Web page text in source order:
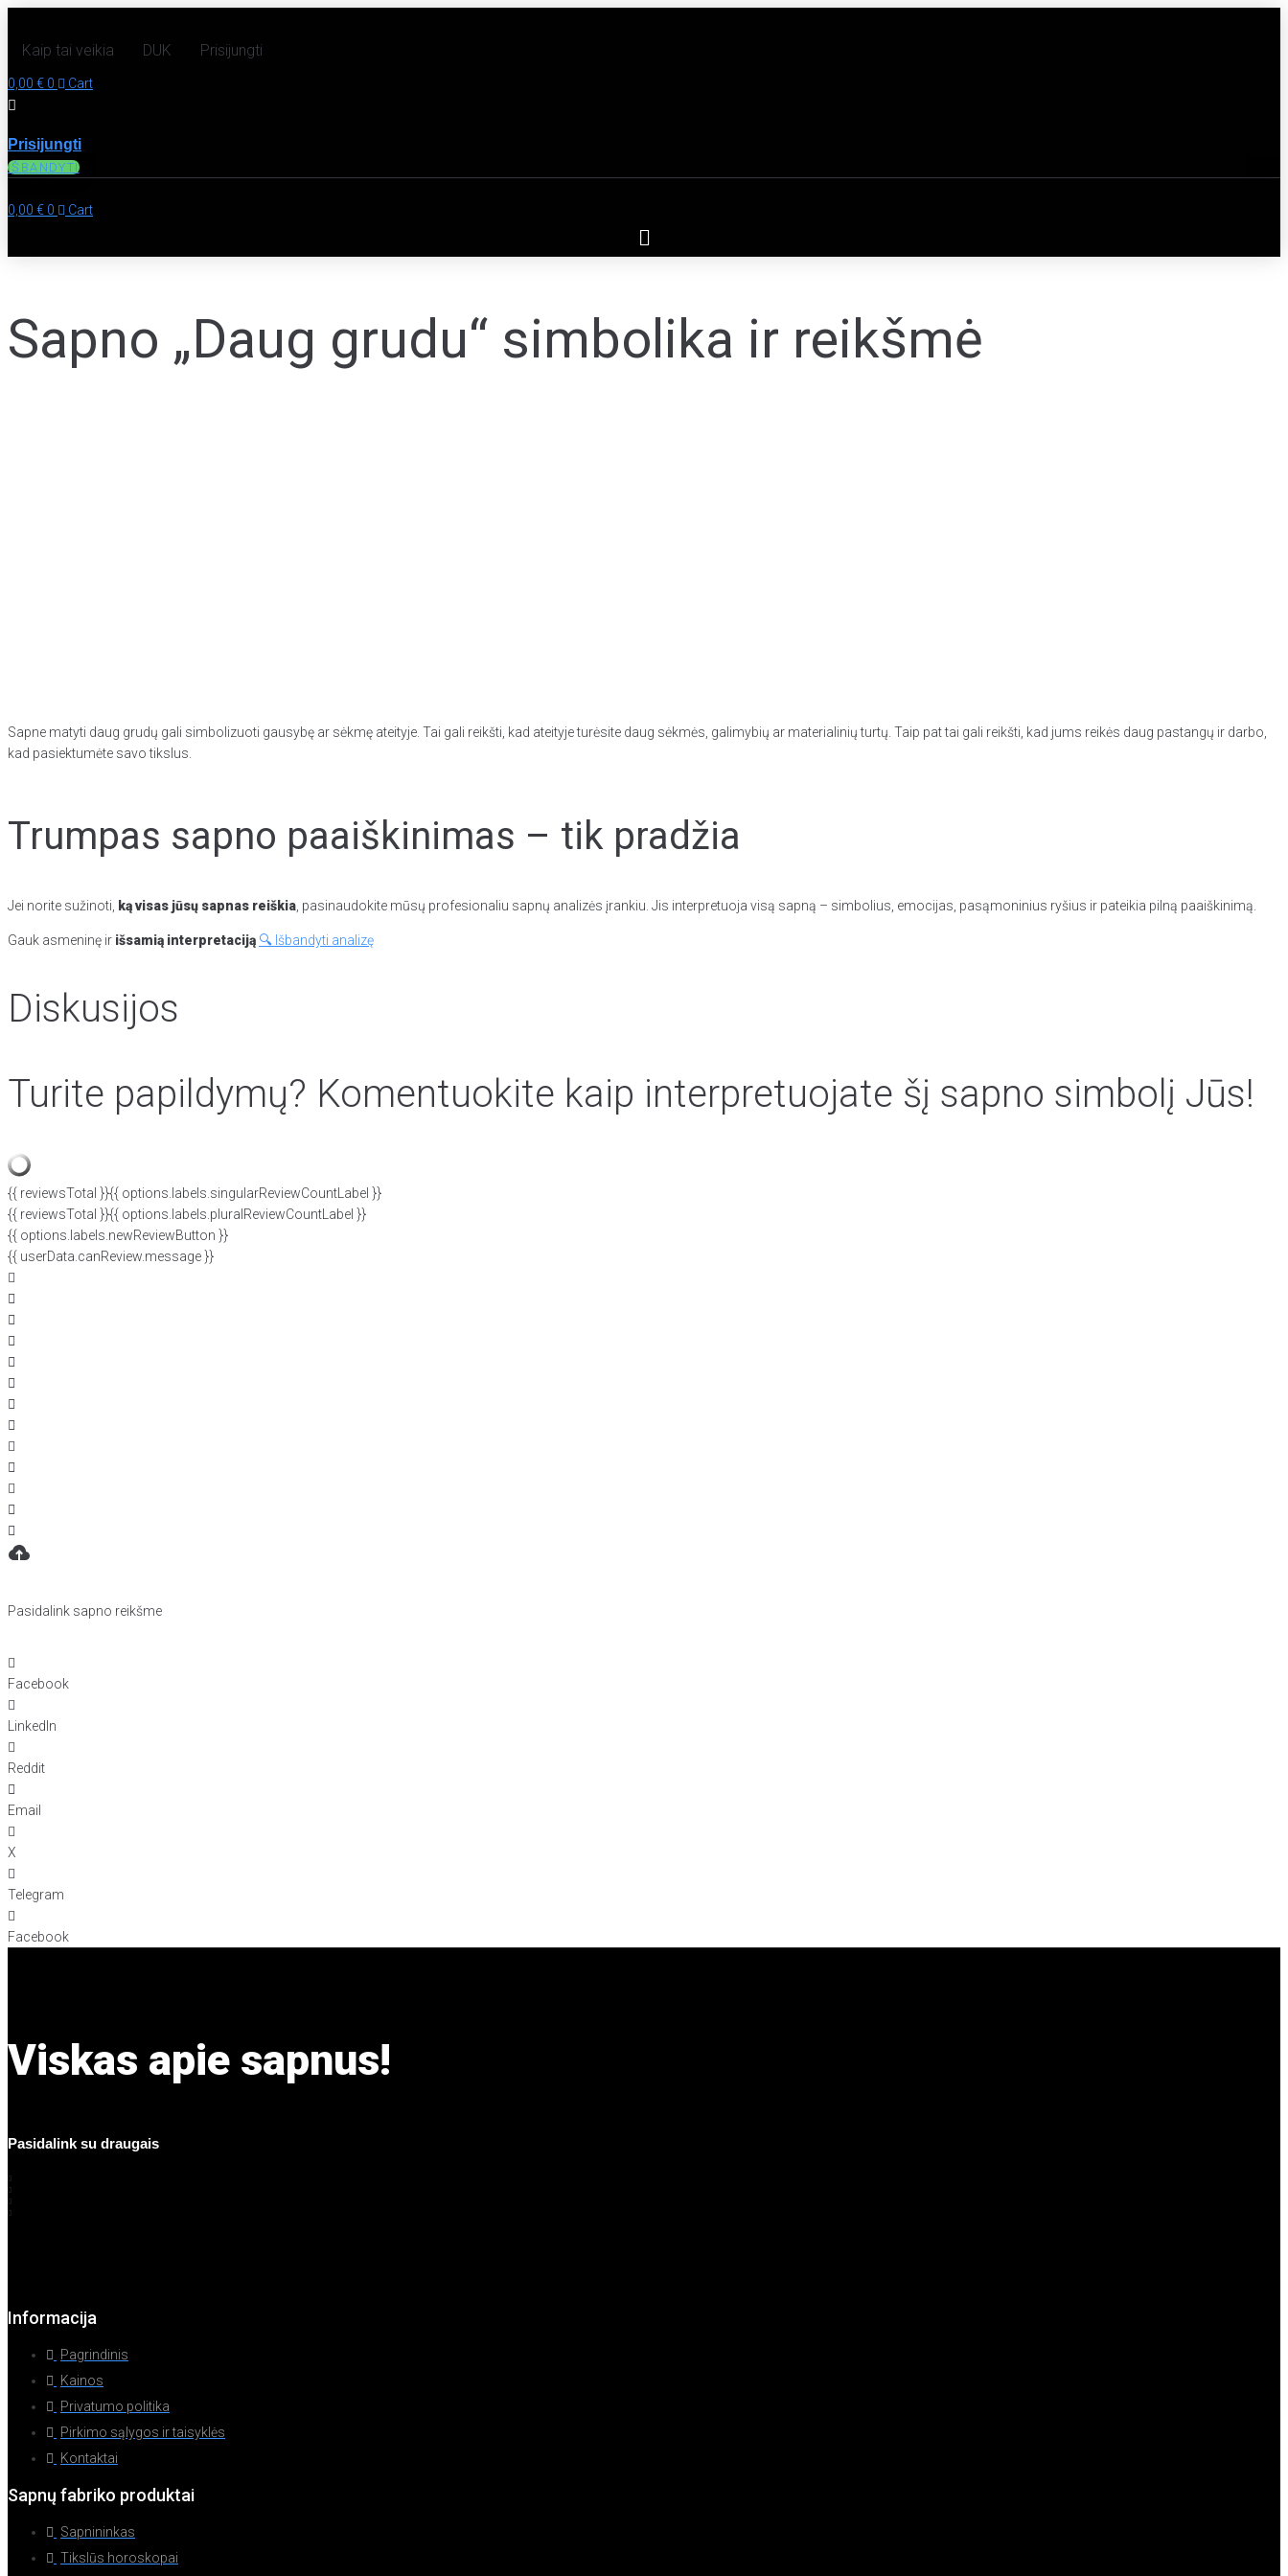
Kaip tai veikia DUK Prisijungti
0,00 € 0 Cart
Prisijungti
IŠBANDYTI
0,00 € 0 Cart
Sapno „Daug grudu“ simbolika ir reikšmė
Sapne matyti daug grudų gali simbolizuoti gausybę ar sėkmę ateityje. Tai gali reikšti, kad ateityje turėsite daug sėkmės, galimybių ar materialinių turtų. Taip pat tai gali reikšti, kad jums reikės daug pastangų ir darbo,
kad pasiektumėte savo tikslus.
Trumpas sapno paaiškinimas – tik pradžia
Jei norite sužinoti, ką visas jūsų sapnas reiškia , pasinaudokite mūsų profesionaliu sapnų analizės įrankiu. Jis interpretuoja visą sapną – simbolius, emocijas, pasąmoninius ryšius ir pateikia pilną paaiškinimą.
Gauk asmeninę ir išsamią interpretaciją 🔍 Išbandyti analizę
Diskusijos
Turite papildymų? Komentuokite kaip interpretuojate šį sapno simbolį Jūs!
{{ reviewsTotal }}{{ options.labels.singularReviewCountLabel }}
{{ reviewsTotal }}{{ options.labels.pluralReviewCountLabel }}
{{ options.labels.newReviewButton }}
{{ userData.canReview.message }}
Pasidalink sapno reikšme
Facebook
LinkedIn
Reddit
Email
X
Telegram
Facebook
Viskas apie sapnus!
Pasidalink su draugais
Informacija
Pagrindinis
Kainos
Privatumo politika
Pirkimo sąlygos ir taisyklės
Kontaktai
Sapnų fabriko produktai
Sapnininkas
Tikslūs horoskopai